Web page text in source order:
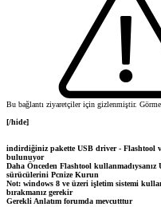
Bu bağlantı ziyaretçiler için gizlenmiştir.
[/hide]
indirdiğiniz pakette USB driver - Flashtool
bulunuyor
Daha Önceden Flashtool
sürücülerini Pcnize Kurun
Not: windows 8 ve üzeri işletim sistemi
bırakmanız gerekir
Gerekli Anlatım forumda mevcutttur